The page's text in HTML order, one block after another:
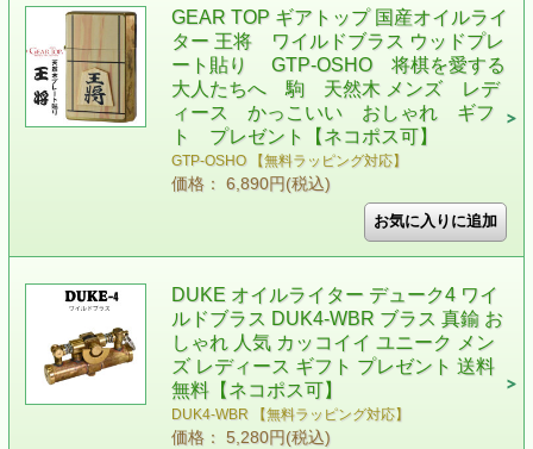
GEAR TOP ギアトップ 国産オイルライ
ター 王将 ワイルドブラス ウッドプレ
ート貼り GTP-OSHO 将棋を愛する
大人たちへ 駒 天然木 メンズ レデ
ィース かっこいい おしゃれ ギフ
ト プレゼント【ネコポス可】
GTP-OSHO 【無料ラッピング対応】
価格： 6,890円(税込)
DUKE オイルライター デューク4 ワイ
ルドブラス DUK4-WBR ブラス 真鍮 お
しゃれ 人気 カッコイイ ユニーク メン
ズ レディース ギフト プレゼント 送料
無料【ネコポス可】
DUK4-WBR 【無料ラッピング対応】
価格： 5,280円(税込)